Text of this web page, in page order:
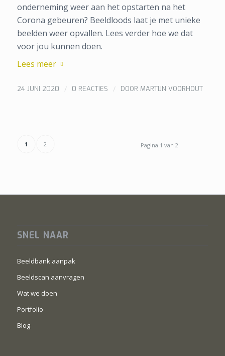
onderneming weer aan het opstarten na het
Corona gebeuren? Beeldloods laat je met unieke
beelden weer opvallen. Lees verder hoe we dat
voor jou kunnen doen.
Lees meer
24 JUNI 2020 / 0 REACTIES / DOOR MARTIJN VOORHOUT
Pagina 1 van 2
1 2
SNEL NAAR
Beeldbank aanpak
Beeldscan aanvragen
Wat we doen
Portfolio
Blog